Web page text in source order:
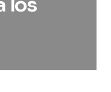
los